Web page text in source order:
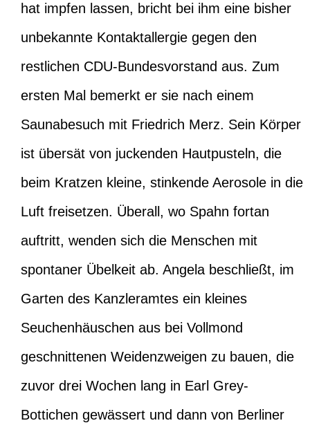
hat impfen lassen, bricht bei ihm eine bisher
unbekannte Kontaktallergie gegen den
restlichen CDU-Bundesvorstand aus. Zum
ersten Mal bemerkt er sie nach einem
Saunabesuch mit Friedrich Merz. Sein Körper
ist übersät von juckenden Hautpusteln, die
beim Kratzen kleine, stinkende Aerosole in die
Luft freisetzen. Überall, wo Spahn fortan
auftritt, wenden sich die Menschen mit
spontaner Übelkeit ab. Angela beschließt, im
Garten des Kanzleramtes ein kleines
Seuchenhäuschen aus bei Vollmond
geschnittenen Weidenzweigen zu bauen, die
zuvor drei Wochen lang in Earl Grey-
Bottichen gewässert und dann von Berliner